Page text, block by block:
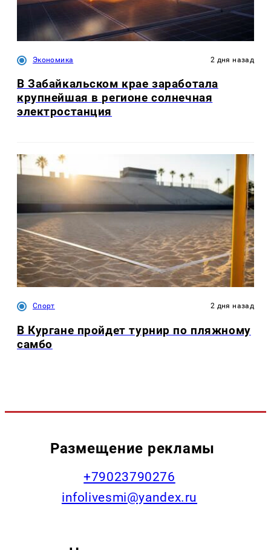
Экономика 2 дня назад
В Забайкальском крае заработала
крупнейшая в регионе солнечная
электростанция
Спорт 2 дня назад
В Кургане пройдет турнир по пляжному
самбо
Размещение рекламы
+79023790276
infolivesmi@yandex.ru